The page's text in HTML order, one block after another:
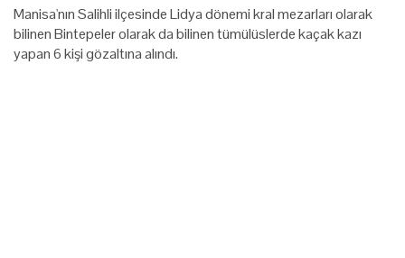
Manisa'nın Salihli ilçesinde Lidya dönemi kral mezarları olarak
bilinen Bintepeler olarak da bilinen tümülüslerde kaçak kazı
yapan 6 kişi gözaltına alındı.